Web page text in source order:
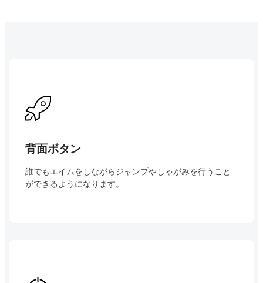
リマッピング対応ボタンは「○、✕、△、□、十字キー、
L1、R1、L2、R2、L3、R3」となります。
■プロファイル機能とは
戦略ごとにパドルのボタン割り当て設定を保存。瞬時に切り
替え。
それがINTUITIONのプロファイル機能です。
背面ボタン
誰でもエイムをしながらジャンプやしゃがみを行うこと
ができるようになります。